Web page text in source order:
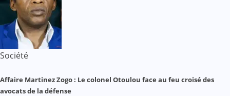
Société
Affaire Martinez Zogo : Le colonel Otoulou face au feu croisé des
avocats de la défense